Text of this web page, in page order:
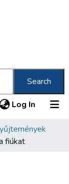
Search
Log In (current)
fiúkat